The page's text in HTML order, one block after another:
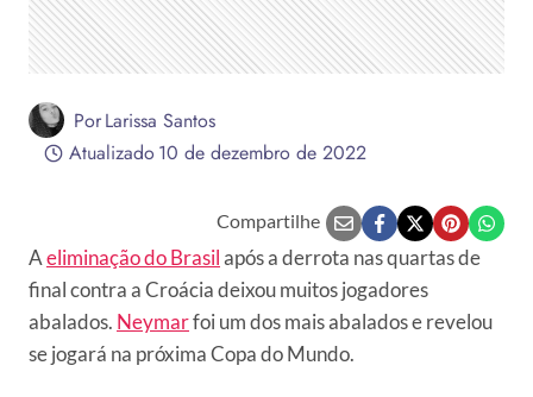
PorLarissa Santos
Atualizado10 de dezembro de 2022
Compartilhe
Aeliminação do Brasilapós a derrota nas quartas de
final contra a Croácia deixou muitos jogadores
abalados. Neymarfoi um dos mais abalados e revelou
se jogará na próxima Copa do Mundo.